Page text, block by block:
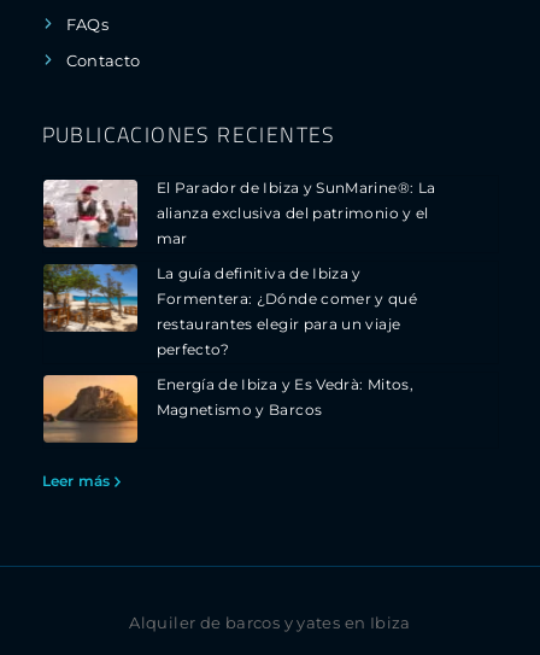
FAQs
Contacto
PUBLICACIONES RECIENTES
El Parador de Ibiza y SunMarine®: La
alianza exclusiva del patrimonio y el
mar
La guía definitiva de Ibiza y
Formentera: ¿Dónde comer y qué
restaurantes elegir para un viaje
perfecto?
Energía de Ibiza y Es Vedrà: Mitos,
Magnetismo y Barcos
Leer más
Alquiler de barcos y yates en Ibiza